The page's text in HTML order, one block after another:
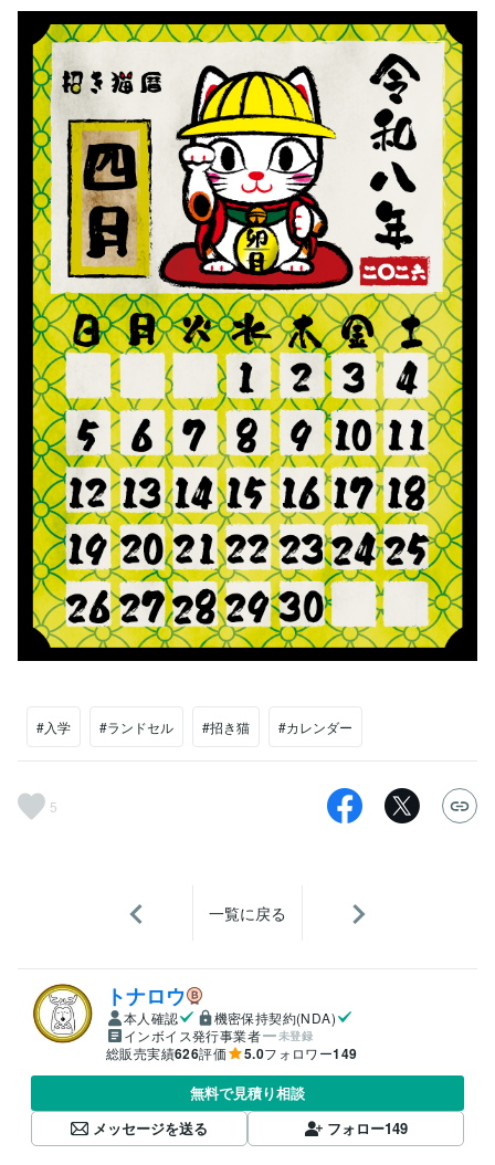
#入学 #ランドセル #招き猫 #カレンダー
5
一覧に戻る
トナロウ
本人確認
機密保持契約(NDA)
インボイス発行事業者
未登録
総販売実績626評価 5.0フォロワー149
無料で見積り相談
メッセージを送る
フォロー149